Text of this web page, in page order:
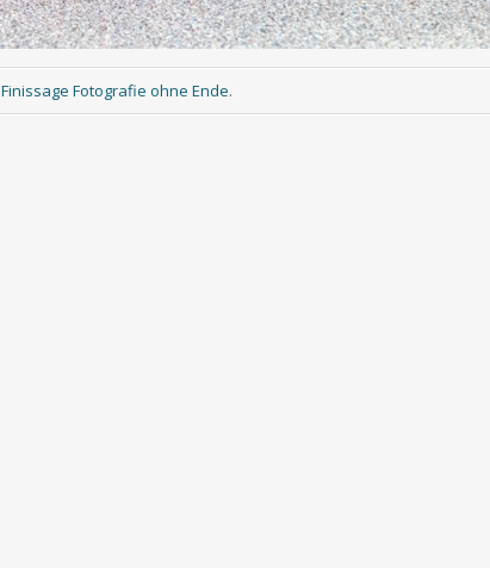
Finissage Fotografie ohne Ende.